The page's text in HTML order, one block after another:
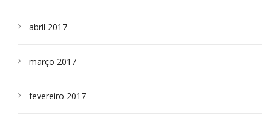
abril 2017
março 2017
fevereiro 2017